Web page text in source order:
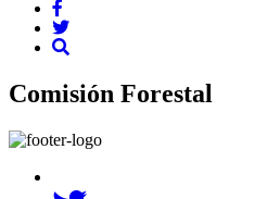
Comisión Forestal